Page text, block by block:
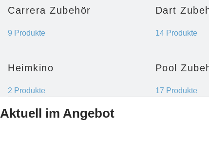
Carrera Zubehör
9 Produkte
Dart
14 Produkte
Heimkino
2 Produkte
Pool
17 Produkte
Aktuell im Angebot